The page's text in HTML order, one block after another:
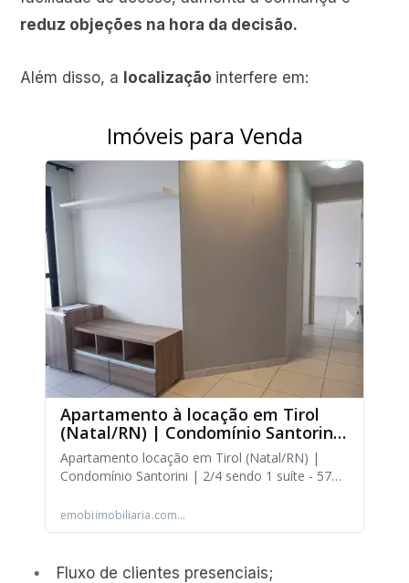
reduz objeções na hora da decisão.
Além disso, a localização interfere em:
Fluxo de clientes presenciais;